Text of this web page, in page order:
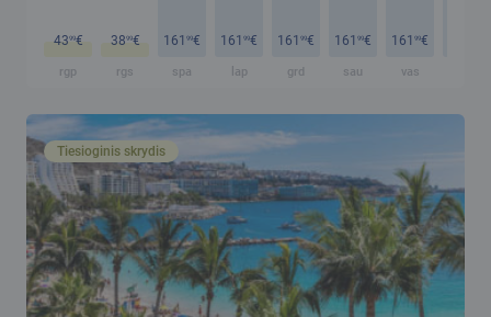
4399€
rgp
3899€
rgs
161 99€
spa
161 99€
lap
161 99€
grd
161 99€
sau
161 99€
vas
Tiesioginis skrydis